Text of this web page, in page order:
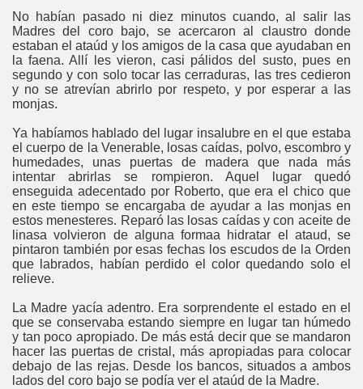
No habían pasado ni diez minutos cuando, al salir las
Madres del coro bajo, se acercaron al claustro donde
estaban el ataúd y los amigos de la casa que ayudaban en
la faena. Allí les vieron, casi pálidos del susto, pues en
segundo y con solo tocar las cerraduras, las tres cedieron
y no se atrevían abrirlo por respeto, y por esperar a las
monjas.
Ya habíamos hablado del lugar insalubre en el que estaba
el cuerpo de la Venerable, losas caídas, polvo, escombro y
humedades, unas puertas de madera que nada más
intentar abrirlas se rompieron. Aquel lugar quedó
enseguida adecentado por Roberto, que era el chico que
en este tiempo se encargaba de ayudar a las monjas en
estos menesteres. Reparó las losas caídas y con aceite de
linasa volvieron de alguna formaa hidratar el ataud, se
pintaron también por esas fechas los escudos de la Orden
que labrados, habían perdido el color quedando solo el
relieve.
La Madre yacía adentro. Era sorprendente el estado en el
que se conservaba estando siempre en lugar tan húmedo
y tan poco apropiado. De más está decir que se mandaron
hacer las puertas de cristal, más apropiadas para colocar
debajo de las rejas. Desde los bancos, situados a ambos
lados del coro bajo se podía ver el ataúd de la Madre.